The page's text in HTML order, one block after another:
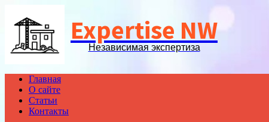
Expertise NW
Независимая экспертиза
Главная
О сайте
Статьи
Контакты